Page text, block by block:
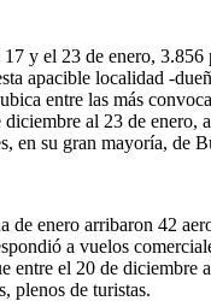
y el 23 de enero, 3.856
apacible localidad -
entre las más
diciembre al 23 de enero,
en su gran mayoría, de
de enero arribaron 42
a vuelos
entre el 20 de diciembre
plenos de turistas.